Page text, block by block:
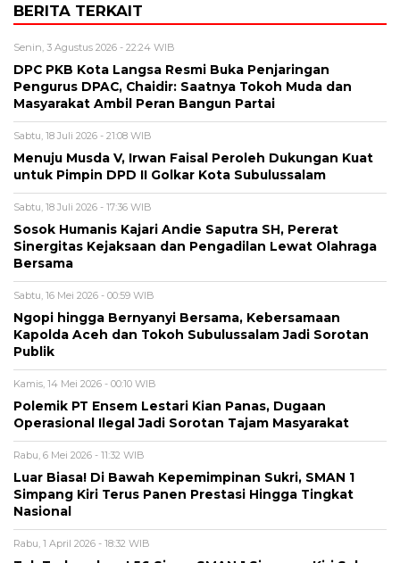
BERITA TERKAIT
Senin, 3 Agustus 2026 - 22:24 WIB
DPC PKB Kota Langsa Resmi Buka Penjaringan
Pengurus DPAC, Chaidir: Saatnya Tokoh Muda dan
Masyarakat Ambil Peran Bangun Partai
Sabtu, 18 Juli 2026 - 21:08 WIB
Menuju Musda V, Irwan Faisal Peroleh Dukungan Kuat
untuk Pimpin DPD II Golkar Kota Subulussalam
Sabtu, 18 Juli 2026 - 17:36 WIB
Sosok Humanis Kajari Andie Saputra SH, Pererat
Sinergitas Kejaksaan dan Pengadilan Lewat Olahraga
Bersama
Sabtu, 16 Mei 2026 - 00:59 WIB
Ngopi hingga Bernyanyi Bersama, Kebersamaan
Kapolda Aceh dan Tokoh Subulussalam Jadi Sorotan
Publik
Kamis, 14 Mei 2026 - 00:10 WIB
Polemik PT Ensem Lestari Kian Panas, Dugaan
Operasional Ilegal Jadi Sorotan Tajam Masyarakat
Rabu, 6 Mei 2026 - 11:32 WIB
Luar Biasa! Di Bawah Kepemimpinan Sukri, SMAN 1
Simpang Kiri Terus Panen Prestasi Hingga Tingkat
Nasional
Rabu, 1 April 2026 - 18:32 WIB